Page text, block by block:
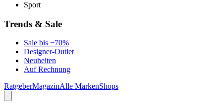
Sport
Trends & Sale
Sale bis −70%
Designer-Outlet
Neuheiten
Auf Rechnung
RatgeberMagazinAlle MarkenShops